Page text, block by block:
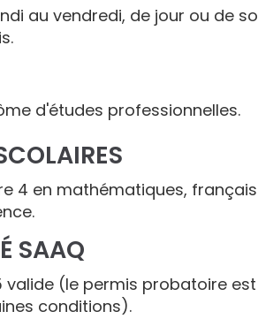
au vendredi, de jour ou de
d'études professionnelles.
4 en mathématiques,
SAAQ
valide (le permis probatoire est
conditions).